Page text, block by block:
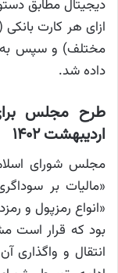
داده شد.
طرح مجلس
اردیبهشت ۱۴۰۲
«مالیات بر
«انواع رمزپول و
بود که قرار است
انتقال و واگذاری